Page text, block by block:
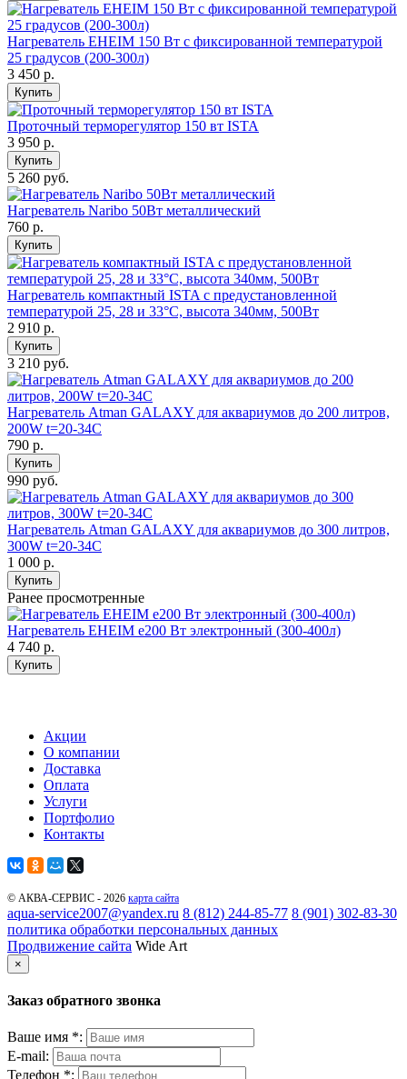
Нагреватель EHEIM 150 Вт с фиксированной температурой
25 градусов (200-300л)
3 450 р.
Купить
Проточный терморегулятор 150 вт ISTA
3 950 р.
Купить
5 260 руб.
Нагреватель Naribo 50Вт металлический
760 р.
Купить
Нагреватель компактный ISTA с предустановленной
температурой 25, 28 и 33°С, высота 340мм, 500Вт
2 910 р.
Купить
3 210 руб.
Нагреватель Atman GALAXY для аквариумов до 200 литров,
200W t=20-34C
790 р.
Купить
990 руб.
Нагреватель Atman GALAXY для аквариумов до 300 литров,
300W t=20-34C
1 000 р.
Купить
Ранее просмотренные
Нагреватель EHEIM е200 Вт электронный (300-400л)
4 740 р.
Купить
Акции
О компании
Доставка
Оплата
Услуги
Портфолио
Контакты
© АКВА-СЕРВИС - 2026 карта сайта
aqua-service2007@yandex.ru 8 (812) 244-85-77 8 (901) 302-83-30
политика обработки персональных данных
Продвижение сайта Wide Art
×
Заказ обратного звонка
Ваше имя *:
E-mail:
Телефон *: